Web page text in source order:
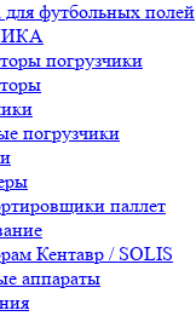
для футбольных полей
погрузчики
погрузчики
паллет
Кентавр / SOLIS
аппараты